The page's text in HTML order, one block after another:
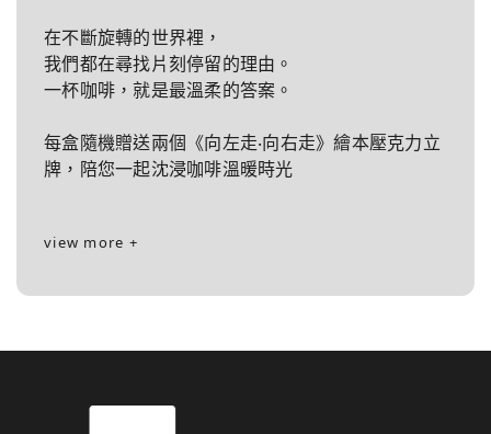
在不斷旋轉的世界裡，
我們都在尋找片刻停留的理由。
一杯咖啡，就是最溫柔的答案。
每盒隨機贈送兩個《向左走‧向右走》繪本壓克力立
牌，陪您一起沈浸咖啡溫暖時光
view more +